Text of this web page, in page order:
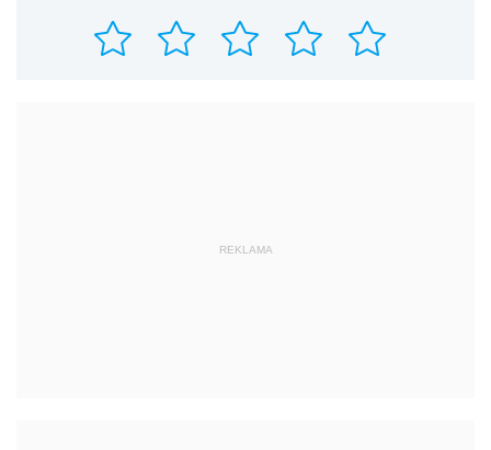
REKLAMA